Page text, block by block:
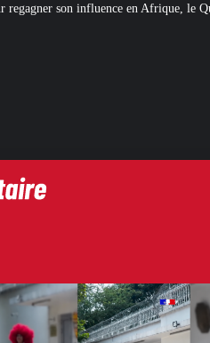
le Quai d’Orsay a choisi…